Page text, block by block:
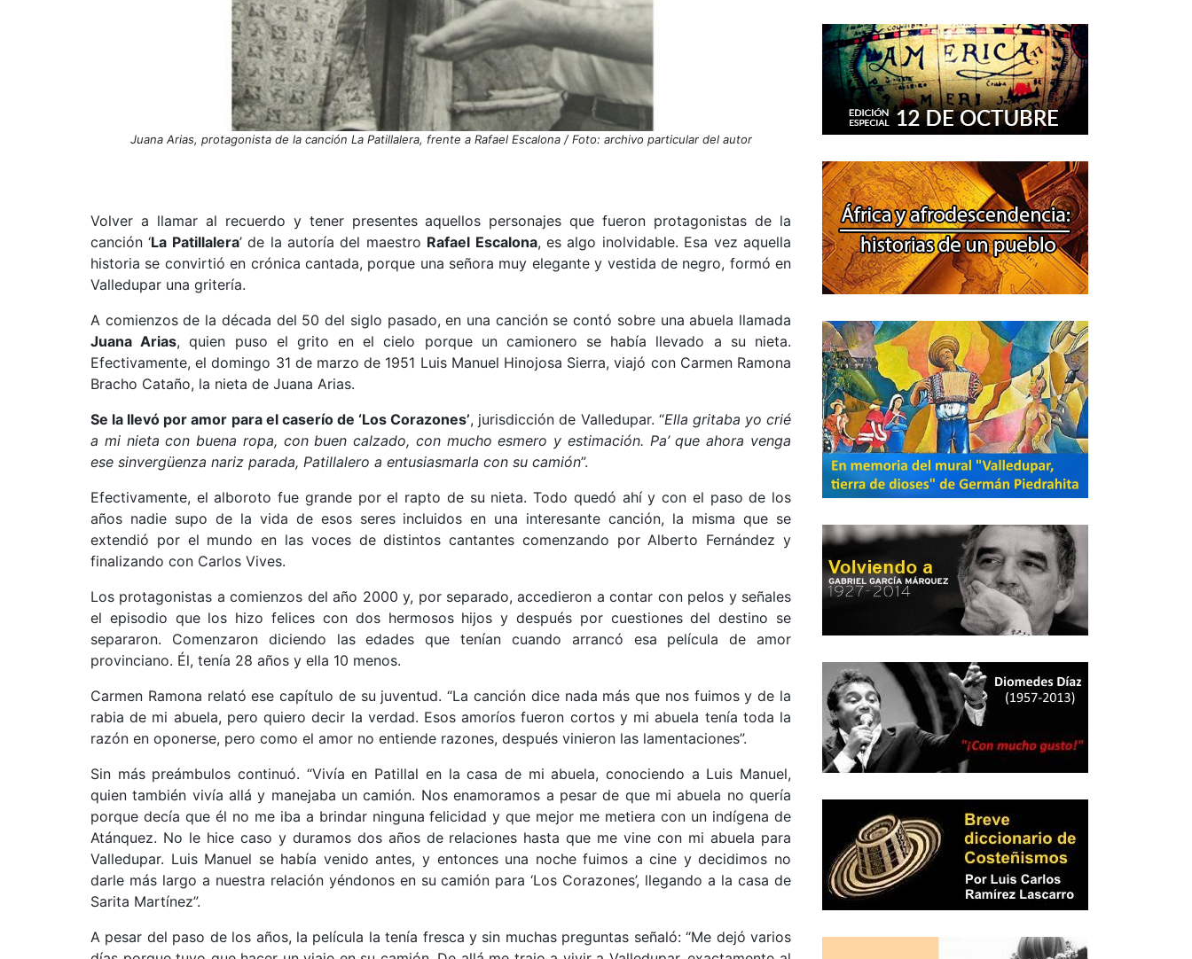
Juana Arias, protagonista de la canción La Patillalera, frente a Rafael Escalona / Foto: archivo particular del autor
Volver a llamar al recuerdo y tener presentes aquellos personajes que fueron protagonistas de la
canción ‘La Patillalera’ de la autoría del maestro Rafael Escalona, es algo inolvidable. Esa vez aquella
historia se convirtió en crónica cantada, porque una señora muy elegante y vestida de negro, formó en
Valledupar una gritería.
A comienzos de la década del 50 del siglo pasado, en una canción se contó sobre una abuela llamada
Juana Arias, quien puso el grito en el cielo porque un camionero se había llevado a su nieta.
Efectivamente, el domingo 31 de marzo de 1951 Luis Manuel Hinojosa Sierra, viajó con Carmen Ramona
Bracho Cataño, la nieta de Juana Arias.
Se la llevó por amor para el caserío de ‘Los Corazones’, jurisdicción de Valledupar. “Ella gritaba yo crié
a mi nieta con buena ropa, con buen calzado, con mucho esmero y estimación. Pa’ que ahora venga
ese sinvergüenza nariz parada, Patillalero a entusiasmarla con su camión”.
Efectivamente, el alboroto fue grande por el rapto de su nieta. Todo quedó ahí y con el paso de los
años nadie supo de la vida de esos seres incluidos en una interesante canción, la misma que se
extendió por el mundo en las voces de distintos cantantes comenzando por Alberto Fernández y
finalizando con Carlos Vives.
Los protagonistas a comienzos del año 2000 y, por separado, accedieron a contar con pelos y señales
el episodio que los hizo felices con dos hermosos hijos y después por cuestiones del destino se
separaron. Comenzaron diciendo las edades que tenían cuando arrancó esa película de amor
provinciano. Él, tenía 28 años y ella 10 menos.
Carmen Ramona relató ese capítulo de su juventud. “La canción dice nada más que nos fuimos y de la
rabia de mi abuela, pero quiero decir la verdad. Esos amoríos fueron cortos y mi abuela tenía toda la
razón en oponerse, pero como el amor no entiende razones, después vinieron las lamentaciones”.
Sin más preámbulos continuó. “Vivía en Patillal en la casa de mi abuela, conociendo a Luis Manuel,
quien también vivía allá y manejaba un camión. Nos enamoramos a pesar de que mi abuela no quería
porque decía que él no me iba a brindar ninguna felicidad y que mejor me metiera con un indígena de
Atánquez. No le hice caso y duramos dos años de relaciones hasta que me vine con mi abuela para
Valledupar. Luis Manuel se había venido antes, y entonces una noche fuimos a cine y decidimos no
darle más largo a nuestra relación yéndonos en su camión para ‘Los Corazones’, llegando a la casa de
Sarita Martínez”.
A pesar del paso de los años, la película la tenía fresca y sin muchas preguntas señaló: “Me dejó varios